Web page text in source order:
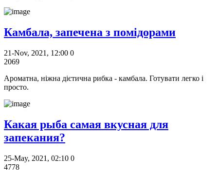
Камбала, запечена з помідорами
21-Nov, 2021, 12:00 0
2069
Ароматна, ніжна дієтична рибка - камбала. Готувати легко і
просто.
Какая рыба самая вкусная для
запекания?
25-May, 2021, 02:10 0
4778